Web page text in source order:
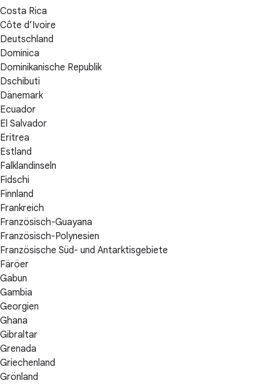
Costa Rica
Côte d’Ivoire
Deutschland
Dominica
Dominikanische Republik
Dschibuti
Dänemark
Ecuador
El Salvador
Eritrea
Estland
Falklandinseln
Fidschi
Finnland
Frankreich
Französisch-Guayana
Französisch-Polynesien
Französische Süd- und Antarktisgebiete
Färöer
Gabun
Gambia
Georgien
Ghana
Gibraltar
Grenada
Griechenland
Grönland